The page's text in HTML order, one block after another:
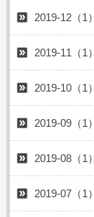
2019-12（1）
2019-11（1）
2019-10（1）
2019-09（1）
2019-08（1）
2019-07（1）